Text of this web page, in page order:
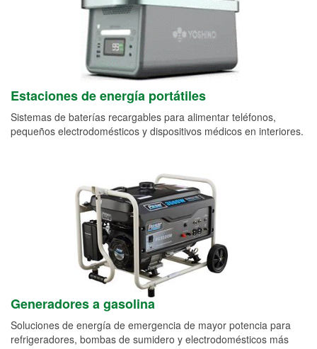
Estaciones de energía portátiles
Sistemas de baterías recargables para alimentar teléfonos,
pequeños electrodomésticos y dispositivos médicos en interiores.
Generadores a gasolina
Soluciones de energía de emergencia de mayor potencia para
refrigeradores, bombas de sumidero y electrodomésticos más